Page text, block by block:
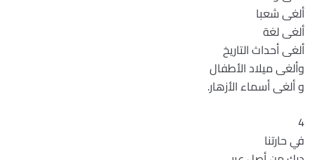
ألغى شعبا
ألغى لغة
ألغى أحداث التاريخ
وألغى ميلاد الأطفال
و ألغى أسماء الأزهار.
4
في حارتنا